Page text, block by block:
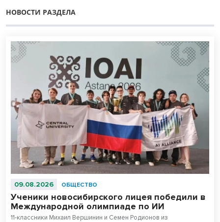
НОВОСТИ РАЗДЕЛА
09.08.2026 ОБЩЕСТВО
Ученики новосибирского лицея победили в
Международной олимпиаде по ИИ
11-классники Михаил Вершинин и Семен Родионов из